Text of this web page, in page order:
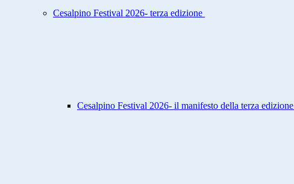
Cesalpino Festival 2026- terza edizione
Cesalpino Festival 2026- il manifesto della terza edizione